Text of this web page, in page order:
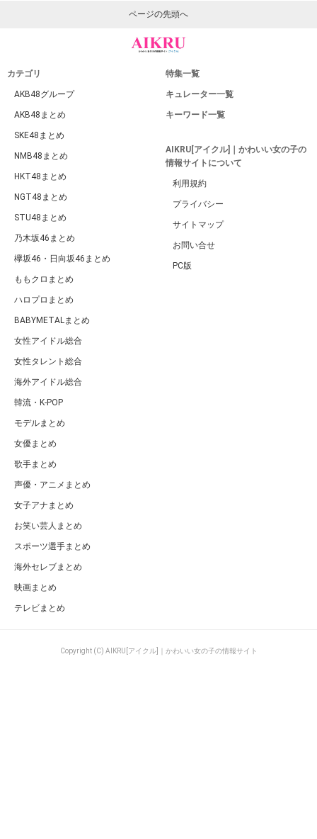
ページの先頭へ
カテゴリ
AKB48グループ
AKB48まとめ
SKE48まとめ
NMB48まとめ
HKT48まとめ
NGT48まとめ
STU48まとめ
乃木坂46まとめ
欅坂46・日向坂46まとめ
ももクロまとめ
ハロプロまとめ
BABYMETALまとめ
女性アイドル総合
女性タレント総合
海外アイドル総合
韓流・K-POP
モデルまとめ
女優まとめ
歌手まとめ
声優・アニメまとめ
女子アナまとめ
お笑い芸人まとめ
スポーツ選手まとめ
海外セレブまとめ
映画まとめ
テレビまとめ
特集一覧
キュレーター一覧
キーワード一覧
AIKRU[アイクル]｜かわいい女の子の
情報サイトについて
利用規約
プライバシー
サイトマップ
お問い合せ
PC版
Copyright (C) AIKRU[アイクル]｜かわいい女の子の情報サイト